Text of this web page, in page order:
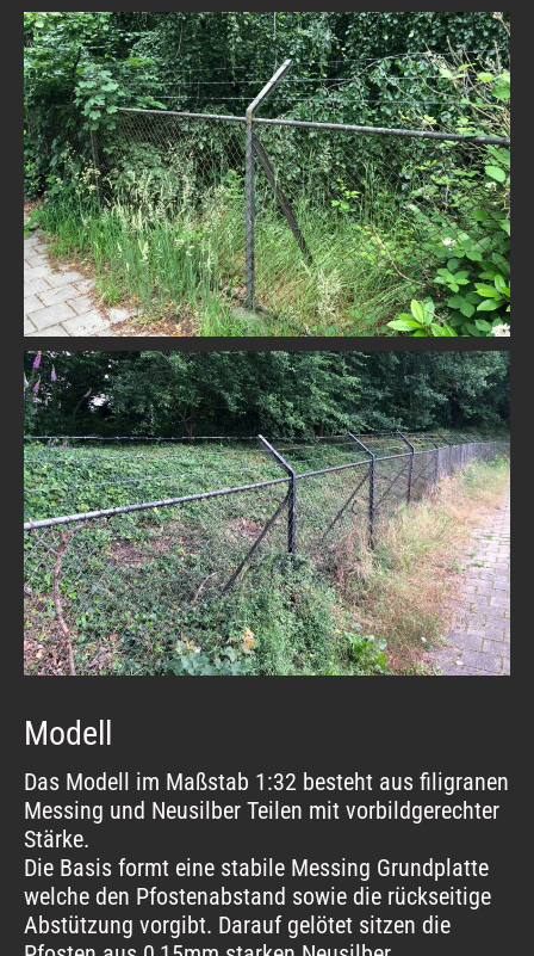
Modell
Das Modell im Maßstab 1:32 besteht aus filigranen
Messing und Neusilber Teilen mit vorbildgerechter
Stärke.
Die Basis formt eine stabile Messing Grundplatte
welche den Pfostenabstand sowie die rückseitige
Abstützung vorgibt. Darauf gelötet sitzen die